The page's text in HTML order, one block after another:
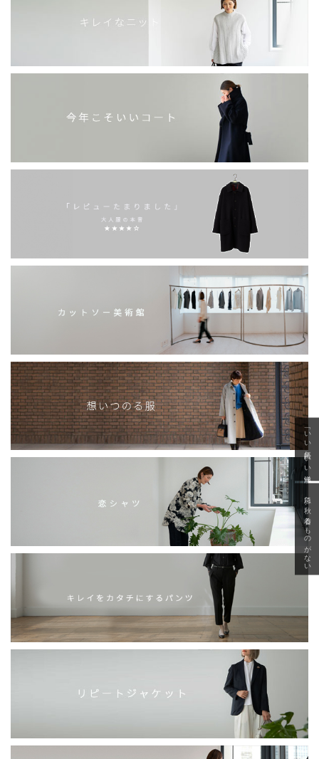
「いい年齢 いい洋服」
急に秋、着るものがない